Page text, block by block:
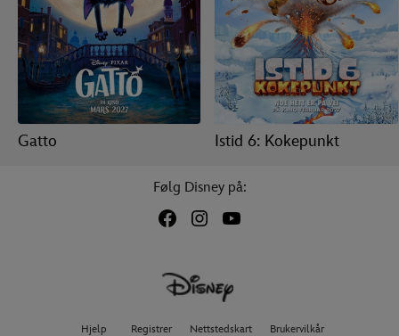
Gatto Istid 6: Kokepunkt
Følg Disney på:
Hjelp Registrer Nettstedskart Brukervilkår